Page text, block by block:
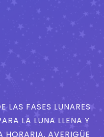
LAS FASES LUNARES
LA LUNA LLENA Y
HORARIA. AVERIGÜE